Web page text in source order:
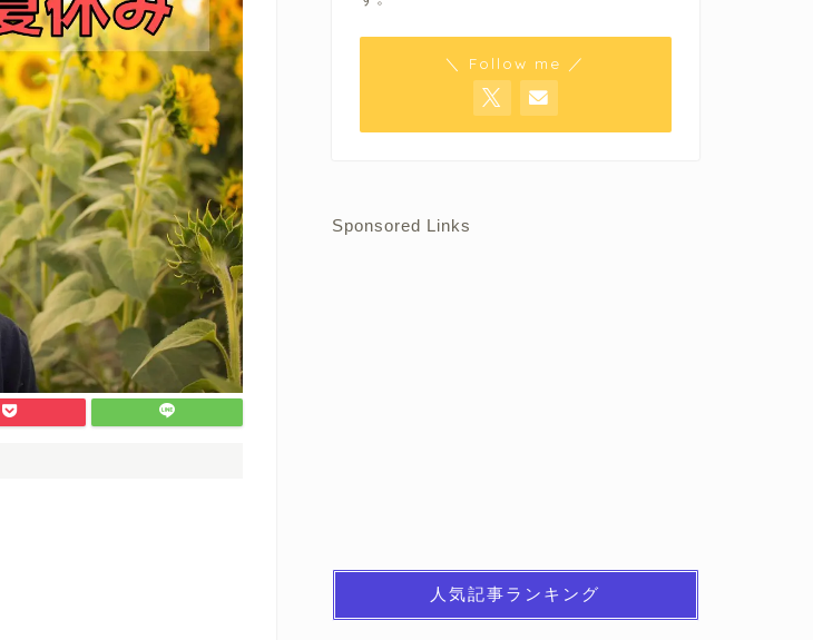
＼ Follow me ／
Sponsored Links
人気記事ランキング